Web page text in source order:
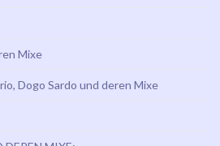
Mixe
Dogo Sardo und deren Mixe